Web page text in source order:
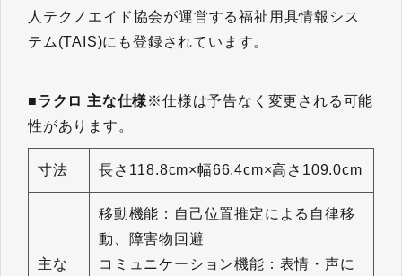
人テクノエイド協会が運営する福祉用具情報シス
テム(TAIS)にも登録されています。
■ラクロ 主な仕様※仕様は予告なく変更される可能
性があります。
寸法 長さ118.8cm×幅66.4cm×高さ109.0cm
主な
移動機能：自己位置推定による自律移
動、障害物回避
コミュニケーション機能：表情・声に